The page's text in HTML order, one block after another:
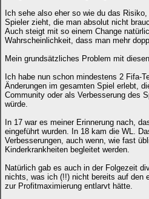
Ich sehe also eher so wie du das
Spieler zieht, die man absolut nicht
Auch steigt mit so einem Change
Wahrscheinlichkeit, dass man mehr
Mein grundsätzliches Problem mit
Ich habe nun schon mindestens 2 Fifa-
Änderungen im gesamten Spiel erlebt,
Community oder als Verbesserung des
würde.
In 17 war es meiner Erinnerung nach,
eingeführt wurden. In 18 kam die WL.
Verbesserungen, auch wenn, wie fast
Kinderkrankheiten begleitet werden.
Natürlich gab es auch in der Folgezeit
nichts, was ich (!!) nicht bereits auf den
zur Profitmaximierung entlarvt hätte.